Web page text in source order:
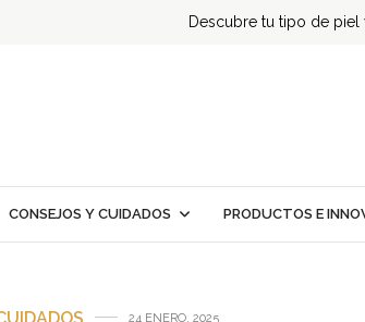
Descubre tu tipo de piel
CONSEJOS Y CUIDADOS PRODUCTOS E
24 ENERO, 2025